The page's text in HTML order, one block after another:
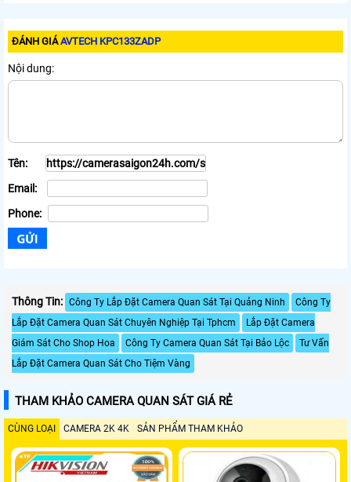
ĐÁNH GIÁAVTECH KPC133ZADP
Nội dung:
Tên:
Email:
Phone:
Thông Tin: Công Ty Lắp Đặt Camera Quan Sát Tại Quảng Ninh
Công Ty
Lắp Đặt Camera Quan Sát Chuyên Nghiệp Tại Tphcm
Lắp Đặt Camera
Giám Sát Cho Shop Hoa
Công Ty Camera Quan Sát Tại Bảo Lộc
Tư Vấn
Lắp Đặt Camera Quan Sát Cho Tiệm Vàng
THAM KHẢO CAMERA QUAN SÁT GIÁ RẺ
CÙNG LOẠI CAMERA 2K 4K SẢN PHẨM THAM KHẢO